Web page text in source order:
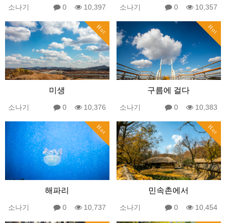
소나기 0 10,397 소나기 0 10,357
Hot
미생
소나기 0 10,376
Hot
구름에 걸다
소나기 0 10,383
Hot
해파리
소나기 0 10,737
Hot
민속촌에서
소나기 0 10,454